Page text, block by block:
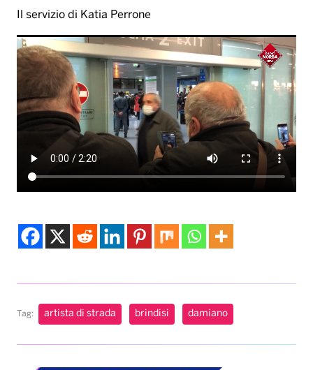
Il servizio di Katia Perrone
Tag: artista di strada brindisi damiano